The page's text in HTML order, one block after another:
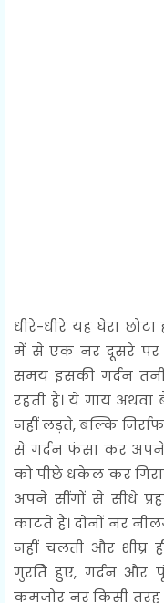
धीरे-धीरे यह घेरा
में से एक नर दूसरे पर
समय इसकी गर्दन
रहती है। ये गाय
नहीं लड़ते, बल्कि
से गर्दन फंसा कर
को पीछे धकेल कर
अपने सींगों से सीधे
काटते हैं। दोनों नर
नहीं चलती और शीघ्र
गुरतेि हुए, गर्दन और
कमजोर नर किसी